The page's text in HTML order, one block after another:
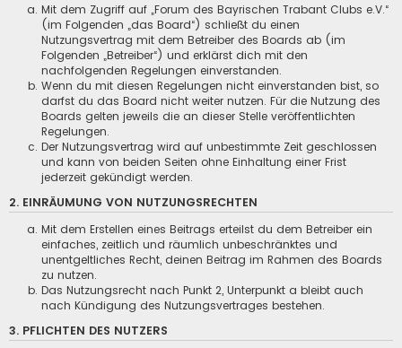
Mit dem Zugriff auf „Forum des Bayrischen Trabant Clubs e.V.“
(im Folgenden „das Board“) schließt du einen
Nutzungsvertrag mit dem Betreiber des Boards ab (im
Folgenden „Betreiber“) und erklärst dich mit den
nachfolgenden Regelungen einverstanden.
Wenn du mit diesen Regelungen nicht einverstanden bist, so
darfst du das Board nicht weiter nutzen. Für die Nutzung des
Boards gelten jeweils die an dieser Stelle veröffentlichten
Regelungen.
Der Nutzungsvertrag wird auf unbestimmte Zeit geschlossen
und kann von beiden Seiten ohne Einhaltung einer Frist
jederzeit gekündigt werden.
2. EINRÄUMUNG VON NUTZUNGSRECHTEN
Mit dem Erstellen eines Beitrags erteilst du dem Betreiber ein
einfaches, zeitlich und räumlich unbeschränktes und
unentgeltliches Recht, deinen Beitrag im Rahmen des Boards
zu nutzen.
Das Nutzungsrecht nach Punkt 2, Unterpunkt a bleibt auch
nach Kündigung des Nutzungsvertrages bestehen.
3. PFLICHTEN DES NUTZERS